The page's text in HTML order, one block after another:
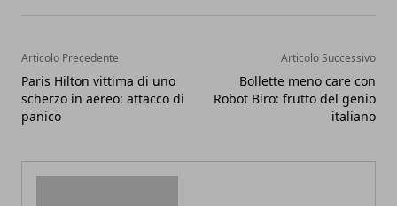
Articolo Precedente
Paris Hilton vittima di uno
scherzo in aereo: attacco di
panico
Articolo Successivo
Bollette meno care con
Robot Biro: frutto del genio
italiano